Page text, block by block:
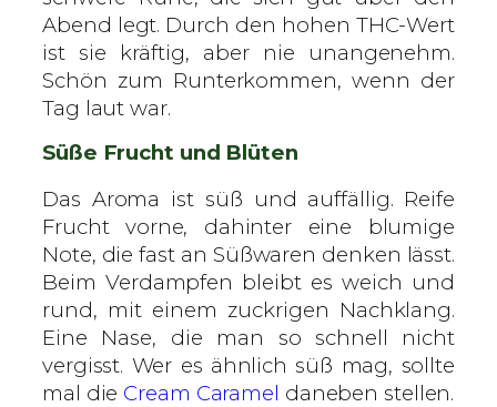
Abend legt. Durch den hohen THC-Wert
ist sie kräftig, aber nie unangenehm.
Schön zum Runterkommen, wenn der
Tag laut war.
Süße Frucht und Blüten
Das Aroma ist süß und auffällig. Reife
Frucht vorne, dahinter eine blumige
Note, die fast an Süßwaren denken lässt.
Beim Verdampfen bleibt es weich und
rund, mit einem zuckrigen Nachklang.
Eine Nase, die man so schnell nicht
vergisst. Wer es ähnlich süß mag, sollte
mal die Cream Caramel daneben stellen.